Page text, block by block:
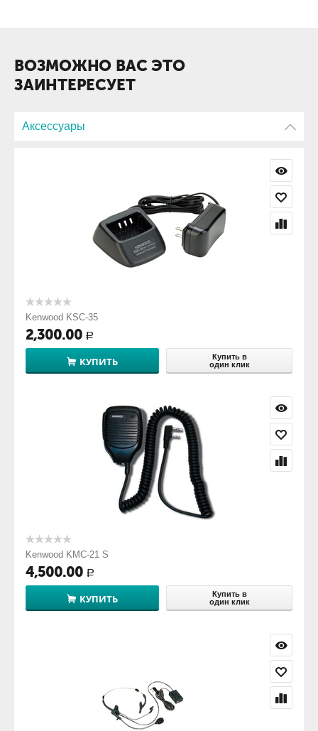
ВОЗМОЖНО ВАС ЭТО
ЗАИНТЕРЕСУЕТ
Аксессуары
Kenwood KSC-35
2,300.00 Р
КУПИТЬ
Купить в
один клик
Kenwood KMC-21 S
4,500.00 Р
КУПИТЬ
Купить в
один клик